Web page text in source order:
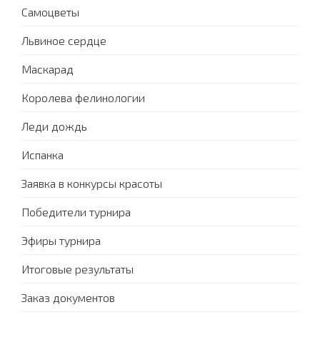
Самоцветы
Львиное сердце
Маскарад
Королева фелинологии
Леди дождь
Испанка
Заявка в конкурсы красоты
Победители турнира
Эфиры турнира
Итоговые результаты
Заказ документов